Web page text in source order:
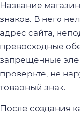
Название
знаков. В него
адрес сайта,
превосходные
запрещённые
проверьте, не
товарный знак.
После создания